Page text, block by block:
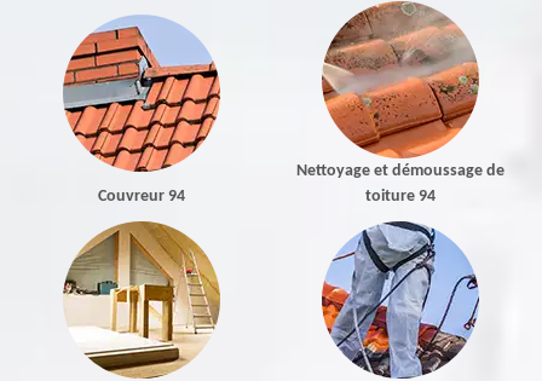
Couvreur 94
Nettoyage et démoussage de
toiture 94